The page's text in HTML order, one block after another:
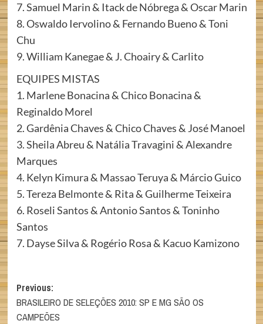
7. Samuel Marin & Itack de Nóbrega & Oscar Marin
8. Oswaldo Iervolino & Fernando Bueno & Toni
Chu
9. William Kanegae & J. Choairy & Carlito
EQUIPES MISTAS
1. Marlene Bonacina & Chico Bonacina &
Reginaldo Morel
2. Gardênia Chaves & Chico Chaves & José Manoel
3. Sheila Abreu & Natália Travagini & Alexandre
Marques
4. Kelyn Kimura & Massao Teruya & Márcio Guico
5. Tereza Belmonte & Rita & Guilherme Teixeira
6. Roseli Santos & Antonio Santos & Toninho
Santos
7. Dayse Silva & Rogério Rosa & Kacuo Kamizono
Post
navigation
Previous:
BRASILEIRO DE SELEÇÕES 2010: SP E MG SÃO OS
CAMPEÕES